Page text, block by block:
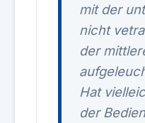
mit der
nicht
der
Hat
der